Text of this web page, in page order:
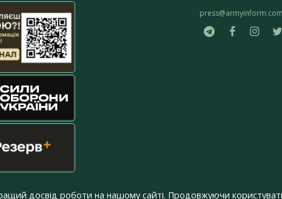
досвід роботи на нашому сайті. Продовжуючи